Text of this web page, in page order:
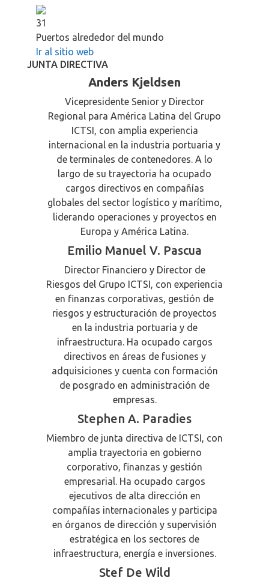
31
Puertos alrededor del mundo
Ir al sitio web
JUNTA DIRECTIVA
Anders Kjeldsen
Vicepresidente Senior y Director
Regional para América Latina del Grupo
ICTSI, con amplia experiencia
internacional en la industria portuaria y
de terminales de contenedores. A lo
largo de su trayectoria ha ocupado
cargos directivos en compañías
globales del sector logístico y marítimo,
liderando operaciones y proyectos en
Europa y América Latina.
Emilio Manuel V. Pascua
Director Financiero y Director de
Riesgos del Grupo ICTSI, con experiencia
en finanzas corporativas, gestión de
riesgos y estructuración de proyectos
en la industria portuaria y de
infraestructura. Ha ocupado cargos
directivos en áreas de fusiones y
adquisiciones y cuenta con formación
de posgrado en administración de
empresas.
Stephen A. Paradies
Miembro de junta directiva de ICTSI, con
amplia trayectoria en gobierno
corporativo, finanzas y gestión
empresarial. Ha ocupado cargos
ejecutivos de alta dirección en
compañías internacionales y participa
en órganos de dirección y supervisión
estratégica en los sectores de
infraestructura, energía e inversiones.
Stef De Wild